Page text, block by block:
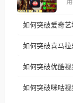
仅
用
播放”
制
如何突破爱奇
如何突破喜马
如何突破优酷
如何突破咪咕